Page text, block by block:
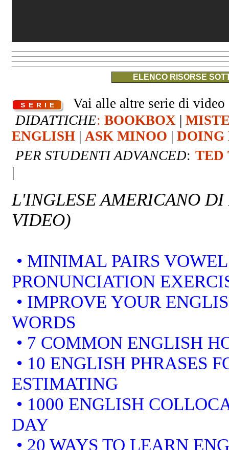
ELENCO RISORSE
Vai alle altre serie di
DIDATTICHE: BOOKBOX |
ENGLISH | ASK MINOO | DOING
PER STUDENTI ADVANCED: TED
|
L'INGLESE AMERICANO DI
VIDEO)
• MINIMAL PAIRS
PRONUNCIATION
• IMPROVE YOUR
WORDS
• 7 COMMON ENGLISH
• 10 ENGLISH PHRASES
ESTIMATING
• 1000 ENGLISH
DAY
• 20 WAYS TO LEARN